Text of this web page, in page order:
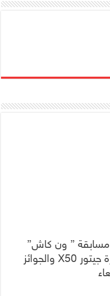
” ون كاش”
بتسليم الجائزة الكبرى سيارة جيتور X50 والجوائز